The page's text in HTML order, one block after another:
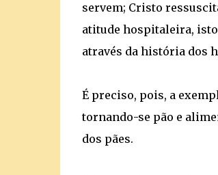
servem; Cristo
atitude hospitaleira,
através da história dos
É preciso, pois, a
tornando-se pão e
dos pães.